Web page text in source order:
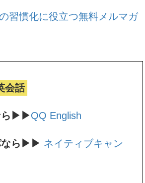
習慣化に役立つ無料メルマガ
会話
ら▶▶QQ English
なら▶▶ ネイティブキャン